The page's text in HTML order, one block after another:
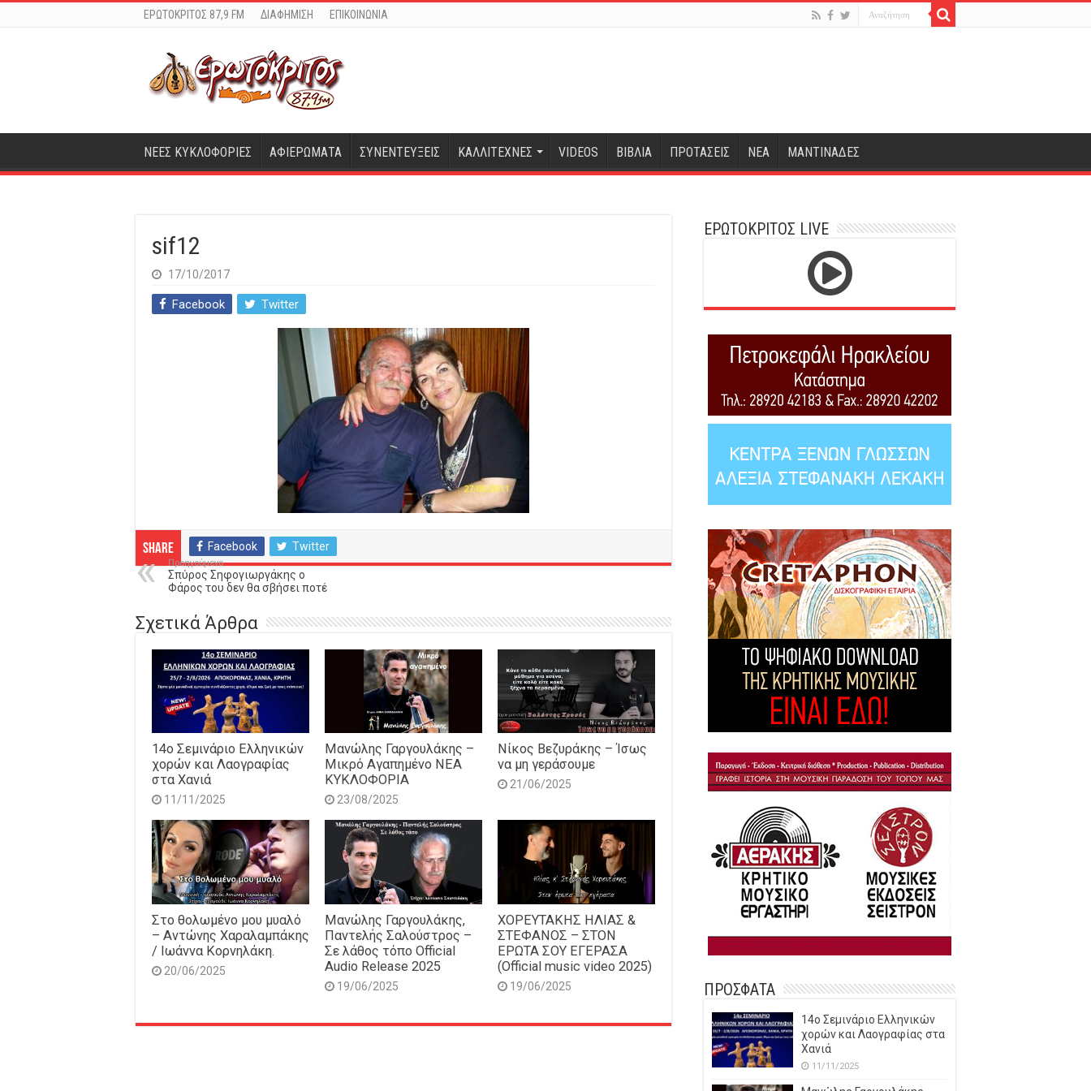
ΕΡΩΤΟΚΡΙΤΟΣ 87,9 FM ΔΙΑΦΗΜΙΣΗ ΕΠΙΚΟΙΝΩΝΙΑ
ΝΕΕΣ ΚΥΚΛΟΦΟΡΙΕΣ ΑΦΙΕΡΩΜΑΤΑ ΣΥΝΕΝΤΕΥΞΕΙΣ ΚΑΛΛΙΤΕΧΝΕΣ VIDEOS ΒΙΒΛΙΑ ΠΡΟΤΑΣΕΙΣ ΝΕΑ ΜΑΝΤΙΝΑΔΕΣ
sif12
17/10/2017
Facebook Twitter
Share Facebook Twitter
Προηγούμενο
Σπύρος Σηφογιωργάκης ο
Φάρος του δεν θα σβήσει ποτέ
Σχετικά Άρθρα
14o Σεμινάριο Ελληνικών
χορών και Λαογραφίας
στα Χανιά
11/11/2025
Μανώλης Γαργουλάκης –
Μικρό Αγαπημένο NEΑ
ΚΥΚΛΟΦΟΡΙΑ
23/08/2025
Νίκος Βεζυράκης – Ίσως
να μη γεράσουμε
21/06/2025
Στο θολωμένο μου μυαλό
– Αντώνης Χαραλαμπάκης
/ Ιωάννα Κορνηλάκη.
20/06/2025
Μανώλης Γαργουλάκης,
Παντελής Σαλούστρος –
Σε λάθος τόπο Official
Audio Release 2025
19/06/2025
ΧΟΡΕΥΤΑΚΗΣ ΗΛΙΑΣ &
ΣΤΕΦΑΝΟΣ – ΣΤΟΝ
ΕΡΩΤΑ ΣΟΥ ΕΓΕΡΑΣΑ
(Official music video 2025)
19/06/2025
ΕΡΩΤΟΚΡΙΤΟΣ LIVE
ΠΡΟΣΦΑΤΑ
14o Σεμινάριο Ελληνικών
χορών και Λαογραφίας στα
Χανιά
11/11/2025